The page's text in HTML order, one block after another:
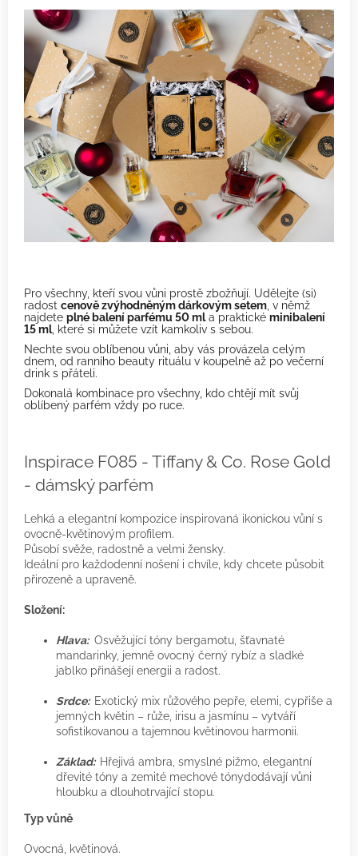
Pro všechny, kteří svou vůni prostě zbožňují. Udělejte (si)
radost cenově zvýhodněným dárkovým setem , v němž
najdete plné balení parfému 50 mla praktické minibalení
15 ml, které si můžete vzít kamkoliv s sebou.
Nechte svou oblíbenou vůni, aby vás provázela celým
dnem, od ranního beauty rituálu v koupelně až po večerní
drink s přáteli.
Dokonalá kombinace pro všechny, kdo chtějí mít svůj
oblíbený parfém vždy po ruce.
Inspirace F085 - Tiffany & Co. Rose Gold
- dámský parfém
Lehká a elegantní kompozice inspirovaná ikonickou vůní s
ovocně-květinovým profilem.
Působí svěže, radostně a velmi žensky.
Ideální pro každodenní nošení i chvíle, kdy chcete působit
přirozeně a upraveně.
Složení:
Hlava: Osvěžující tóny bergamotu, šťavnaté
mandarinky, jemně ovocný černý rybíz a sladké
jablko přinášejí energii a radost.
Srdce: Exotický mix růžového pepře, elemi, cypřiše a
jemných květin – růže, irisu a jasmínu – vytváří
sofistikovanou a tajemnou květinovou harmonii.
Základ: Hřejivá ambra, smyslné pižmo, elegantní
dřevité tóny a zemité mechové tónydodávají vůni
hloubku a dlouhotrvající stopu.
Typ vůně
Ovocná, květinová.